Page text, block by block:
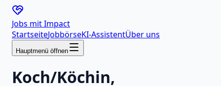
Jobs mitImpact
StartseiteJobbörseKI-AssistentÜber uns
Hauptmenü öffnen
Koch/Köchin,